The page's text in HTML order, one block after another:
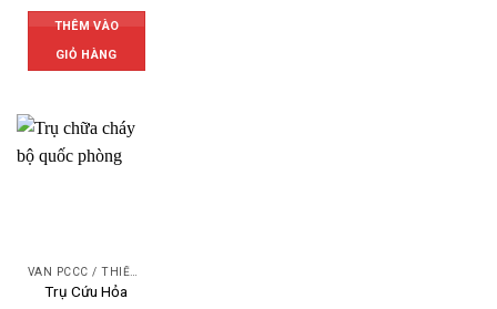
THÊM VÀO
GIỎ HÀNG
Trụ Cứu Hỏa